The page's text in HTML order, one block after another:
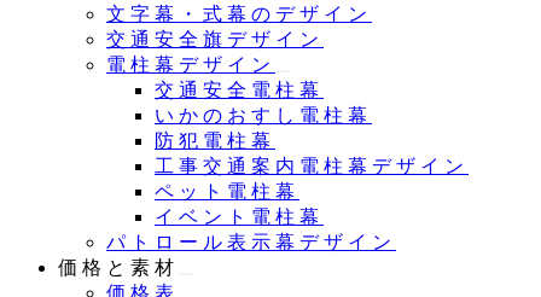
文字幕・式幕のデザイン
交通安全旗デザイン
電柱幕デザイン
交通安全電柱幕
いかのおすし電柱幕
防犯電柱幕
工事交通案内電柱幕デザイン
ペット電柱幕
イベント電柱幕
パトロール表示幕デザイン
価格と素材
価格表